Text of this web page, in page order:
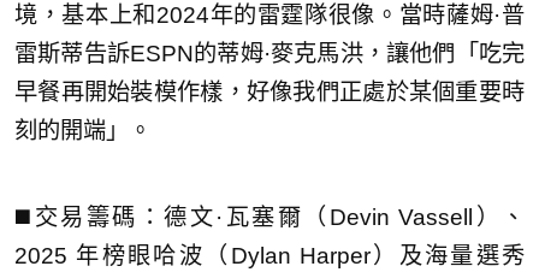
境，基本上和2024年的雷霆隊很像。當時薩姆·普
雷斯蒂告訴ESPN的蒂姆·麥克馬洪，讓他們「吃完
早餐再開始裝模作樣，好像我們正處於某個重要時
刻的開端」。
◼️交易籌碼：德文·瓦塞爾（Devin Vassell）、
2025 年榜眼哈波（Dylan Harper）及海量選秀